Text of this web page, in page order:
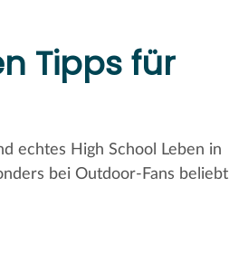
Tipps für
echtes High School Leben in
bei Outdoor-Fans beliebt